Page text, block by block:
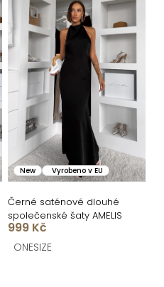
New Vyrobeno v EU
Černé saténové dlouhé
společenské šaty AMELIS
999 Kč
ONESIZE